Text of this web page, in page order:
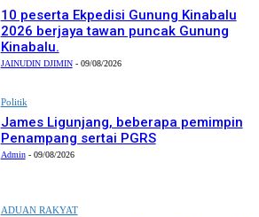
10 peserta Ekpedisi Gunung Kinabalu
2026 berjaya tawan puncak Gunung
Kinabalu.
JAINUDIN DJIMIN - 09/08/2026
Politik
James Ligunjang, beberapa pemimpin
Penampang sertai PGRS
Admin - 09/08/2026
ADUAN RAKYAT